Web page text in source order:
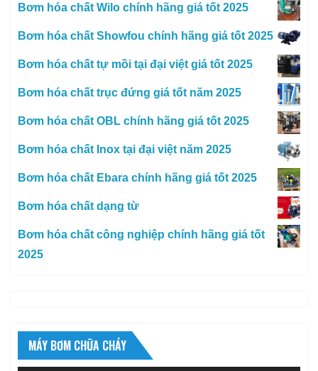
Bơm hóa chất Wilo chính hãng giá tốt 2025
Bơm hóa chất Showfou chính hãng giá tốt 2025
Bơm hóa chất tự mồi tại đại việt giá tốt 2025
Bơm hóa chất trục đứng giá tốt năm 2025
Bơm hóa chất OBL chính hãng giá tốt 2025
Bơm hóa chất Inox tại đại việt năm 2025
Bơm hóa chất Ebara chính hãng giá tốt 2025
Bơm hóa chất dạng từ
Bơm hóa chất công nghiệp chính hãng giá tốt
2025
MÁY BƠM CHỮA CHÁY